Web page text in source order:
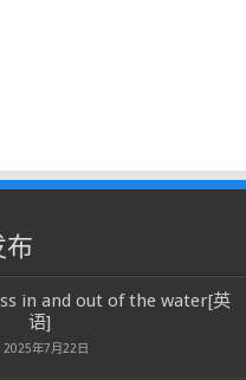
布
in and out of the water[英
语]
2025年7月22日